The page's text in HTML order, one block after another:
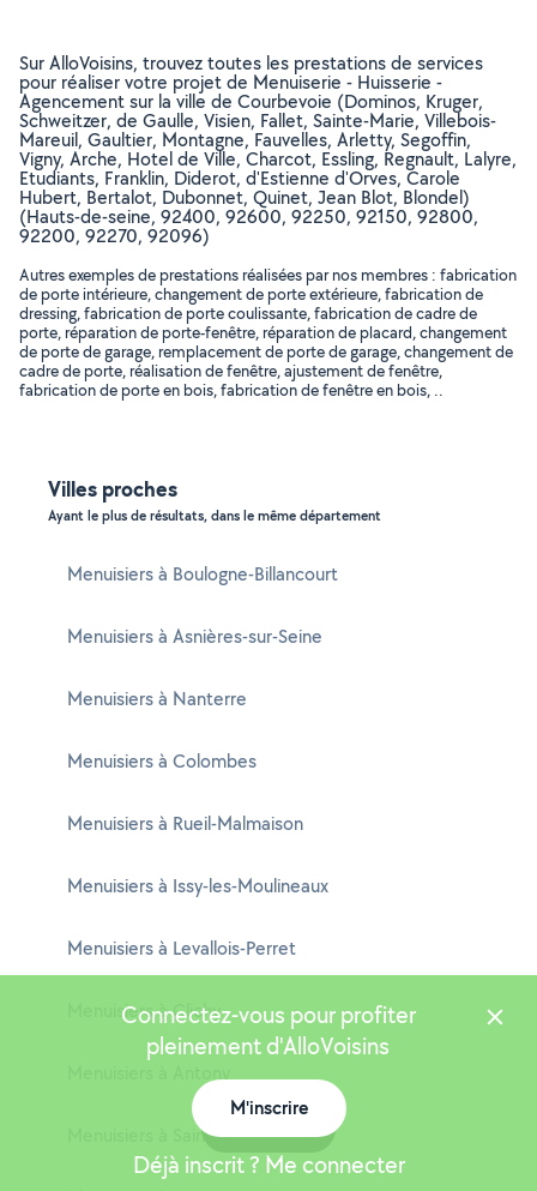
Sur AlloVoisins, trouvez toutes les prestations de services
pour réaliser votre projet de Menuiserie - Huisserie -
Agencement sur la ville de Courbevoie (Dominos, Kruger,
Schweitzer, de Gaulle, Visien, Fallet, Sainte-Marie, Villebois-
Mareuil, Gaultier, Montagne, Fauvelles, Arletty, Segoffin,
Vigny, Arche, Hotel de Ville, Charcot, Essling, Regnault, Lalyre,
Etudiants, Franklin, Diderot, d'Estienne d'Orves, Carole
Hubert, Bertalot, Dubonnet, Quinet, Jean Blot, Blondel)
(Hauts-de-seine, 92400, 92600, 92250, 92150, 92800,
92200, 92270, 92096)
Autres exemples de prestations réalisées par nos membres : fabrication
de porte intérieure, changement de porte extérieure, fabrication de
dressing, fabrication de porte coulissante, fabrication de cadre de
porte, réparation de porte-fenêtre, réparation de placard, changement
de porte de garage, remplacement de porte de garage, changement de
cadre de porte, réalisation de fenêtre, ajustement de fenêtre,
fabrication de porte en bois, fabrication de fenêtre en bois, ..
Villes proches
Ayant le plus de résultats, dans le même département
Menuisiers à Boulogne-Billancourt
Menuisiers à Asnières-sur-Seine
Menuisiers à Nanterre
Menuisiers à Colombes
Menuisiers à Rueil-Malmaison
Menuisiers à Issy-les-Moulineaux
Menuisiers à Levallois-Perret
Menuisiers à Clichy
Menuisiers à Saint-Cloud
Connectez-vous pour profiter
pleinement d'AlloVoisins
M'inscrire
Déjà inscrit ? Me connecter